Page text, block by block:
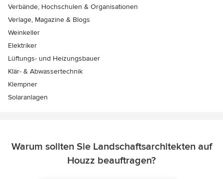
Verbände, Hochschulen & Organisationen
Verlage, Magazine & Blogs
Weinkeller
Elektriker
Lüftungs- und Heizungsbauer
Klär- & Abwassertechnik
Klempner
Solaranlagen
Warum sollten Sie Landschaftsarchitekten auf
Houzz beauftragen?